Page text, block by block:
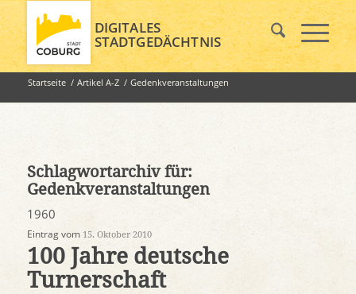
DIGITALES
STADTGEDÄCHTNIS
Startseite / Artikel A-Z / Gedenkveranstaltungen
Schlagwortarchiv für:
Gedenkveranstaltungen
1960
Eintrag vom 15. Oktober 2010
100 Jahre deutsche
Turnerschaft